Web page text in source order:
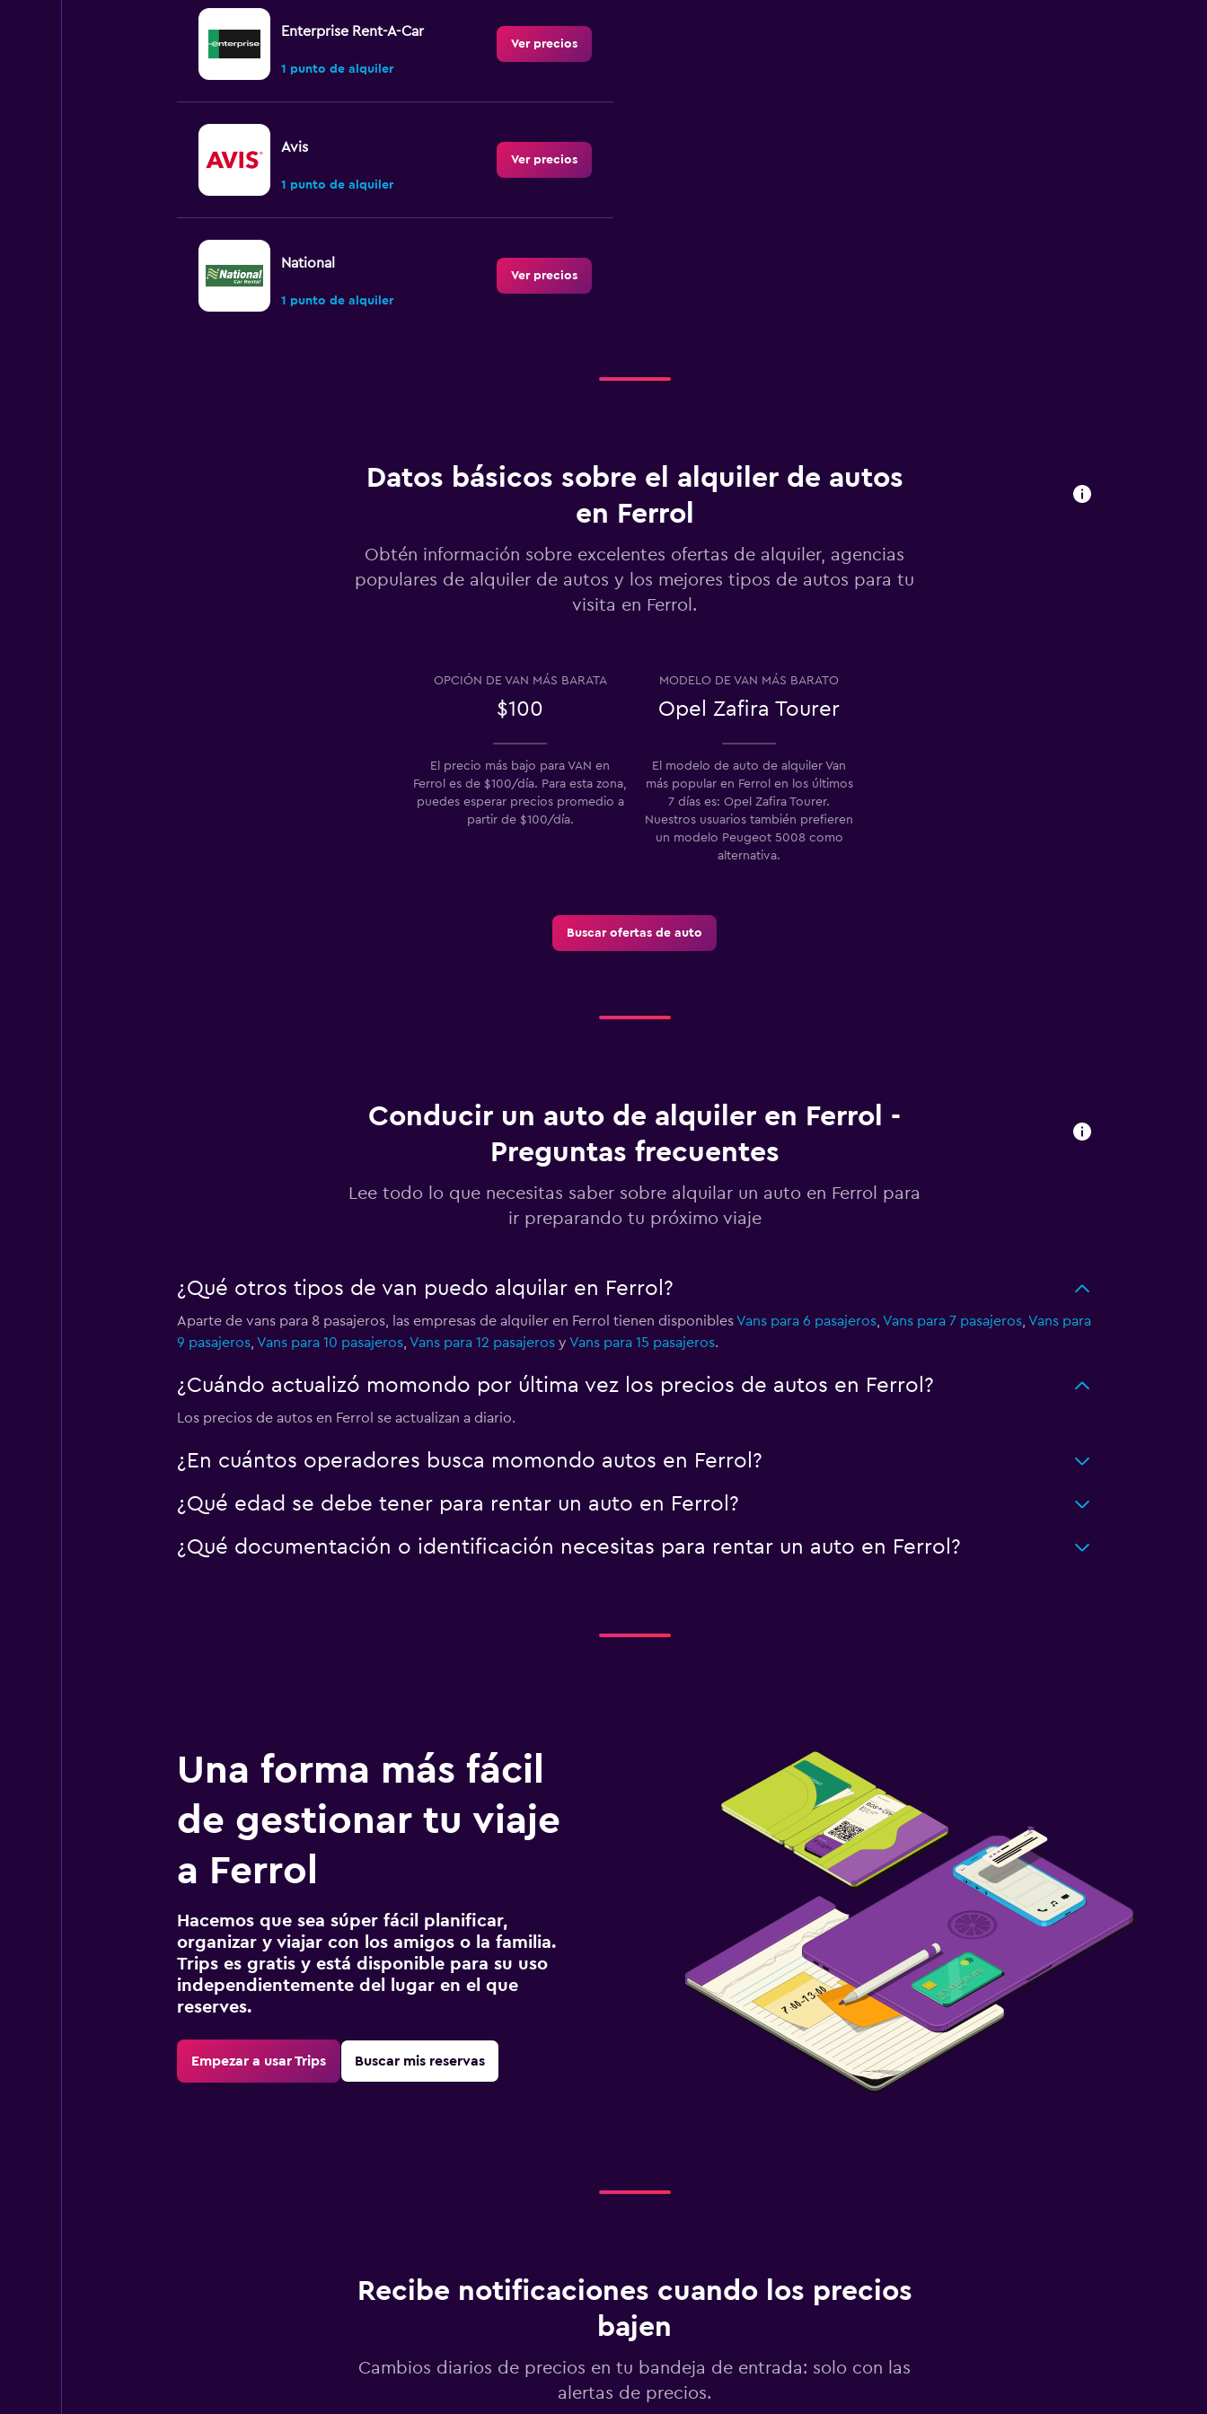
Enterprise Rent-A-Car
1 punto de alquiler
Ver precios
Avis
1 punto de alquiler
Ver precios
National
1 punto de alquiler
Ver precios
Datos básicos sobre el alquiler de autos
en Ferrol
Obtén información sobre excelentes ofertas de alquiler, agencias
populares de alquiler de autos y los mejores tipos de autos para tu
visita en Ferrol.
OPCIÓN DE VAN MÁS BARATA
$100
MODELO DE VAN MÁS BARATO
Opel Zafira Tourer
El precio más bajo para VAN en
Ferrol es de $100/día. Para esta zona,
puedes esperar precios promedio a
partir de $100/día.
El modelo de auto de alquiler Van
más popular en Ferrol en los últimos
7 días es: Opel Zafira Tourer.
Nuestros usuarios también prefieren
un modelo Peugeot 5008 como
alternativa.
Buscar ofertas de auto
Conducir un auto de alquiler en Ferrol -
Preguntas frecuentes
Lee todo lo que necesitas saber sobre alquilar un auto en Ferrol para
ir preparando tu próximo viaje
¿Qué otros tipos de van puedo alquilar en Ferrol?
Aparte de vans para 8 pasajeros, las empresas de alquiler en Ferrol tienen disponiblesVans para 6 pasajeros, Vans para 7 pasajeros, Vans para
9 pasajeros, Vans para 10 pasajeros, Vans para 12 pasajerosy Vans para 15 pasajeros.
¿Cuándo actualizó momondo por última vez los precios de autos en Ferrol?
Los precios de autos en Ferrol se actualizan a diario.
¿En cuántos operadores busca momondo autos en Ferrol?
¿Qué edad se debe tener para rentar un auto en Ferrol?
¿Qué documentación o identificación necesitas para rentar un auto en Ferrol?
Una forma más fácil
de gestionar tu viaje
a Ferrol
Hacemos que sea súper fácil planificar,
organizar y viajar con los amigos o la familia.
Trips es gratis y está disponible para su uso
independientemente del lugar en el que
reserves.
Empezar a usar Trips Buscar mis reservas
Recibe notificaciones cuando los precios
bajen
Cambios diarios de precios en tu bandeja de entrada: solo con las
alertas de precios.